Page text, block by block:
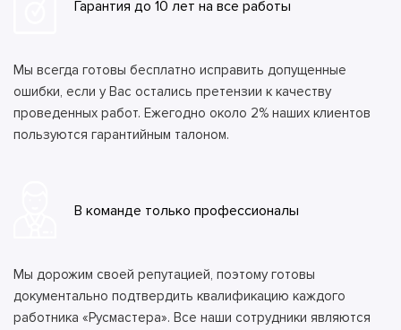
Гарантия до 10 лет на все работы
Мы всегда готовы бесплатно исправить допущенные
ошибки, если у Вас остались претензии к качеству
проведенных работ. Ежегодно около 2% наших клиентов
пользуются гарантийным талоном.
В команде только профессионалы
Мы дорожим своей репутацией, поэтому готовы
документально подтвердить квалификацию каждого
работника «Русмастера». Все наши сотрудники являются